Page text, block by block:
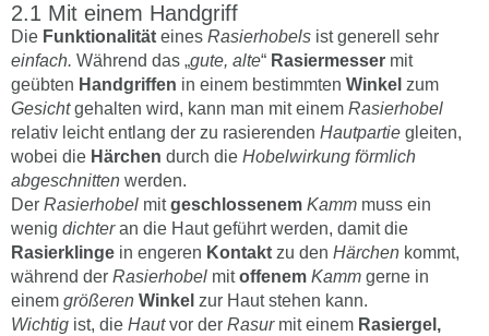
Mit einem Handgriff
Die Funktionalität eines Rasierhobels ist generell sehr
einfach. Während das „gute, alte“ Rasiermesser mit
geübten Handgriffen in einem bestimmten Winkel zum
Gesichtgehalten wird, kann man mit einem Rasierhobel
relativ leicht entlang der zu rasierenden Hautpartie gleiten,
wobei die Härchen durch die Hobelwirkung förmlich
abgeschnitten werden.
Der Rasierhobel mitgeschlossenem Kamm muss ein
wenig dichteran die Haut geführt werden, damit die
Rasierklinge in engeren Kontakt zu den Härchen kommt,
während der Rasierhobel mitoffenem Kamm gerne in
einem größeren Winkel zur Haut stehen kann.
Wichtig ist, die Hautvor der Rasurmit einem Rasiergel,